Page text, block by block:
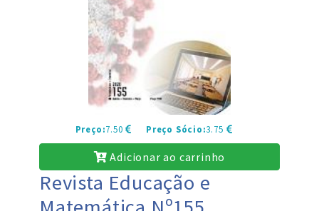
Preço:7.50 Preço Sócio:3.75
Adicionar ao carrinho
Revista Educação e